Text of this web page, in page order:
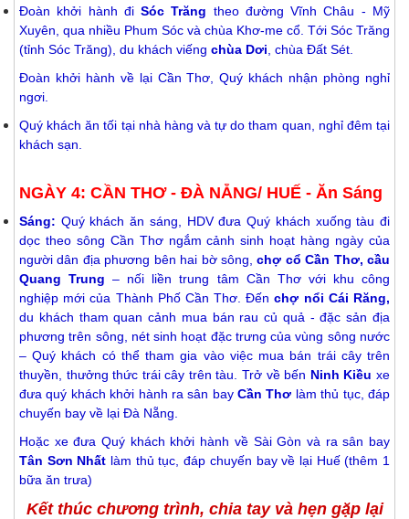
Đoàn khởi hành điSóc Trăng theo đường Vĩnh Châu - Mỹ
Xuyên, qua nhiều Phum Sóc và chùa Khơ-me cổ. Tới Sóc Trăng
(tỉnh Sóc Trăng), du khách viếng chùa Dơi , chùa Đất Sét.
Đoàn khởi hành về lại Cần Thơ, Quý khách nhận phòng nghỉ
ngơi.
Quý khách ăn tối tại nhà hàng và tự do tham quan, nghỉ đêm tại
khách sạn.
NGÀY 4: CẦN THƠ - ĐÀ NẴNG/ HUẾ - Ăn Sáng
Sáng: Quý khách ăn sáng, HDV đưa Quý khách xuống tàu đi
dọc theo sông Cần Thơ ngắm cảnh sinh hoạt hàng ngày của
người dân địa phương bên hai bờ sông,chợ cổ Cần Thơ, cầu
Quang Trung – nối liền trung tâm Cần Thơ với khu công
nghiệp mới của Thành Phố Cần Thơ. Đếnchợ nổi Cái Răng,
du khách tham quan cảnh mua bán rau củ quả - đặc sản địa
phương trên sông, nét sinh hoạt đặc trưng của vùng sông nước
– Quý khách có thể tham gia vào việc mua bán trái cây trên
thuyền, thưởng thức trái cây trên tàu. Trở về bến Ninh Kiều xe
đưa quý khách khởi hành ra sân bayCần Thơ làm thủ tục, đáp
chuyến bay về lại Đà Nẵng.
Hoặc xe đưa Quý khách khởi hành về Sài Gòn và ra sân bay
Tân Sơn Nhất làm thủ tục, đáp chuyến bay về lại Huế (thêm 1
bữa ăn trưa)
Kết thúc chương trình, chia tay và hẹn gặp lại